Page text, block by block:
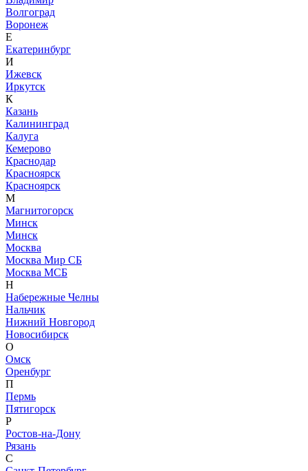
Волгоград
Воронеж
Е
Екатеринбург
И
Ижевск
Иркутск
К
Казань
Калининград
Калуга
Кемерово
Краснодар
Красноярск
Красноярск
М
Магнитогорск
Минск
Минск
Москва
Москва Мир СБ
Москва МСБ
Н
Набережные Челны
Нальчик
Нижний Новгород
Новосибирск
О
Омск
Оренбург
П
Пермь
Пятигорск
Р
Ростов-на-Дону
Рязань
С